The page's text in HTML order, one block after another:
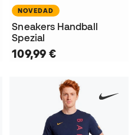
NOVEDAD
Sneakers Handball
Spezial
109,99 €